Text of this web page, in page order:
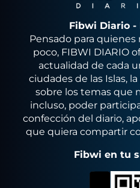
Fibwi Diario -
Pensado para
poco, FIBWI DIARIO
actualidad de cada
ciudades de las Islas,
sobre los temas que
incluso, poder
confección del diario,
que quiera compartir
Fibwi en tu